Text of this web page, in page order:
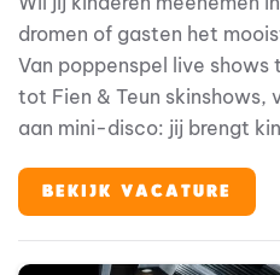
dromen of gasten het
Van poppenspel live
tot Fien & Teun
aan mini-disco: jij brengt
creativiteit? En zoek je een
spelen, zingen als
BEKIJK VACATURE